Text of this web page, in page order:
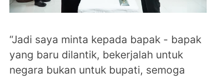
“Jadi saya minta kepada bapak - bapak
yang baru dilantik, bekerjalah untuk
negara bukan untuk bupati, semoga